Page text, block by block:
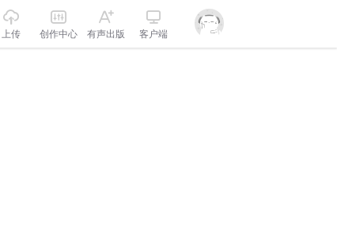
上传 创作中心 有声出版 客户端